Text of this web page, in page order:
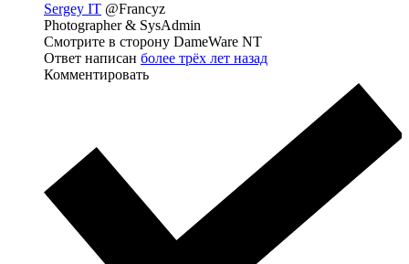
Sergey IT @Francyz
Photographer & SysAdmin
Смотрите в сторону DameWare NT
Ответ написан более трёх лет назад
Комментировать